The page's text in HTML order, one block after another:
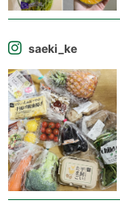
saeki_ke